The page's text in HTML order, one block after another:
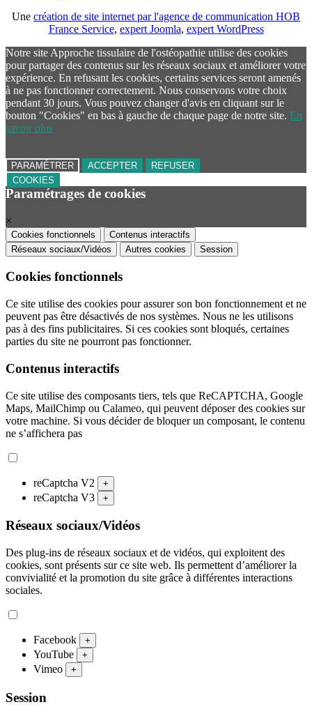
Une création de site internet par l'agence de communication HOB
France Service, expert Joomla, expert WordPress
Notre site Approche tissulaire de l'ostéopathie utilise des cookies
pour partager des contenus sur les réseaux sociaux et améliorer votre
expérience. En refusant les cookies, certains services seront amenés
à ne pas fonctionner correctement. Nous conservons votre choix
pendant 30 jours. Vous pouvez changer d'avis en cliquant sur le
bouton "Cookies" en bas à gauche de chaque page de notre site. En
savoir plus
PARAMÉTRER ACCEPTER
REFUSER
COOKIES
Paramétrages de cookies
×
Cookies fonctionnels
Contenus interactifs
Réseaux sociaux/Vidéos
Autres cookies Session
Cookies fonctionnels
Ce site utilise des cookies pour assurer son bon fonctionnement et ne
peuvent pas être désactivés de nos systèmes. Nous ne les utilisons
pas à des fins publicitaires. Si ces cookies sont bloqués, certaines
parties du site ne pourront pas fonctionner.
Contenus interactifs
Ce site utilise des composants tiers, tels que ReCAPTCHA, Google
Maps, MailChimp ou Calameo, qui peuvent déposer des cookies sur
votre machine. Si vous décider de bloquer un composant, le contenu
ne s’affichera pas
reCaptcha V2 +
reCaptcha V3 +
Réseaux sociaux/Vidéos
Des plug-ins de réseaux sociaux et de vidéos, qui exploitent des
cookies, sont présents sur ce site web. Ils permettent d’améliorer la
convivialité et la promotion du site grâce à différentes interactions
sociales.
Facebook +
YouTube +
Vimeo +
Session